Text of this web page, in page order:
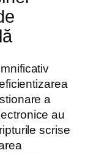
a
au
scrise